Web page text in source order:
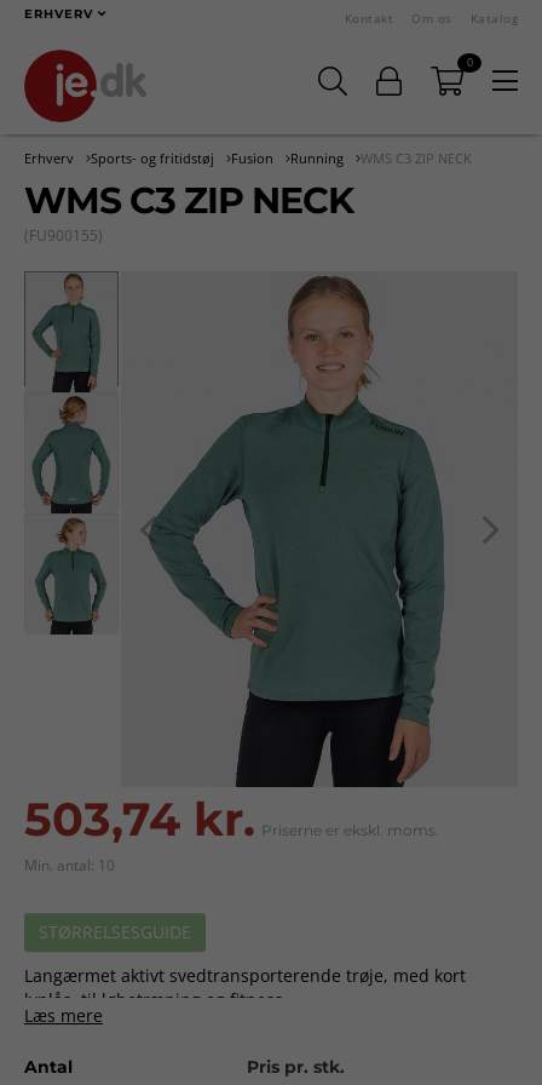
ERHVERV Kontakt Om os Katalog
0
Erhverv Sports- og fritidstøj Fusion Running WMS C3 ZIP NECK
WMS C3 ZIP NECK
(FU900155)
503,74 kr. Priserne er ekskl. moms.
Min. antal: 10
STØRRELSESGUIDE
Langærmet aktivt svedtransporterende trøje, med kort
lynlås, til løbetræning og fitness.
Materiale:
Rundstrik. 80% polyamid, 20% elastan.
Læs mere
Antal Pris pr. stk.